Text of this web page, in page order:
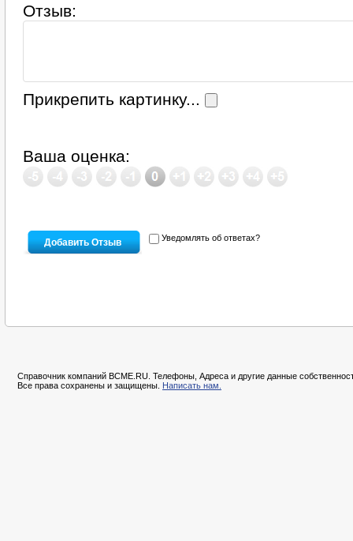
Отзыв:
Прикрепить картинку...
Ваша оценка:
Уведомлять об ответах?
Справочник компаний BCME.RU. Телефоны, Адреса и другие данные
Все права сохранены и защищены. Написать нам.